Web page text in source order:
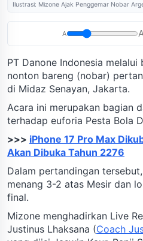
Ilustrasi: Mizone Ajak Penggemar Nobar
A
PT Danone Indonesia
nonton bareng (nobar)
di Midaz Senayan, Jakarta.
Acara ini merupakan bagian
terhadap euforia Pesta Bola
>>> iPhone 17 Pro Max
Akan Dibuka Tahun 2276
Dalam pertandingan
menang 3-2 atas Mesir dan
final.
Mizone menghadirkan Live
Justinus Lhaksana (Coach